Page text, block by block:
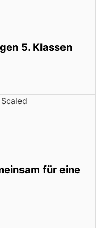
5. Klassen
für eine